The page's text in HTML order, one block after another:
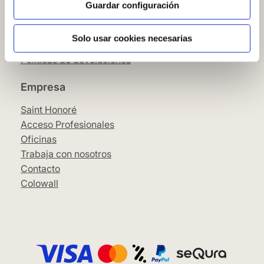
Guardar configuración
Solo usar cookies necesarias
Envíos y entrega
Políticas de devoluciones
Empresa
Saint Honoré
Acceso Profesionales
Oficinas
Trabaja con nosotros
Contacto
Colowall